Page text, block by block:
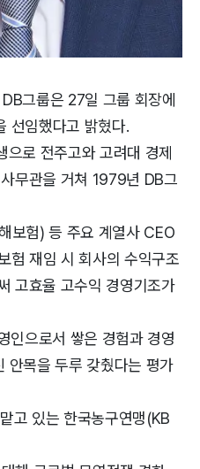
그룹은 27일 그룹 회장에
선임했다고 밝혔다.
로 전주고와 고려대 경제
무관을 거쳐 1979년 DB그
보험) 등 주요 계열사 CEO
험 재임 시 회사의 수익구조
고효율 고수익 경영기조가
인으로서 쌓은 경험과 경영
안목을 두루 갖췄다는 평가
고 있는 한국농구연맹(KB